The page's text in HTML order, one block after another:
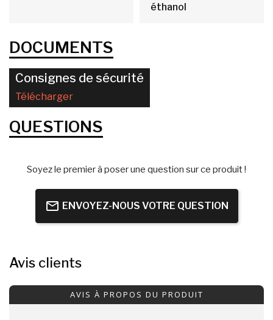
éthanol
DOCUMENTS
Consignes de sécurité
Télécharger
QUESTIONS
Soyez le premier à poser une question sur ce produit !
ENVOYEZ-NOUS VOTRE QUESTION
Avis clients
AVIS À PROPOS DU PRODUIT